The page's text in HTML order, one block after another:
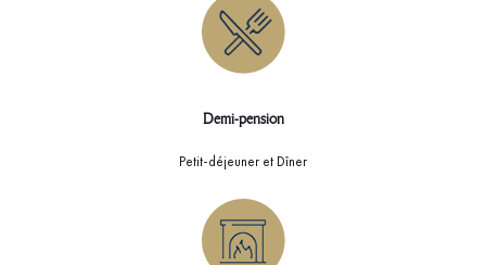
Demi-pension
Petit-déjeuner et Dîner